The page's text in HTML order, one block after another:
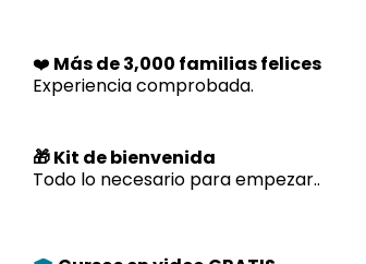
❤️ Más de 3,000 familias felices
Experiencia comprobada.
🎁 Kit de bienvenida
Todo lo necesario para empezar..